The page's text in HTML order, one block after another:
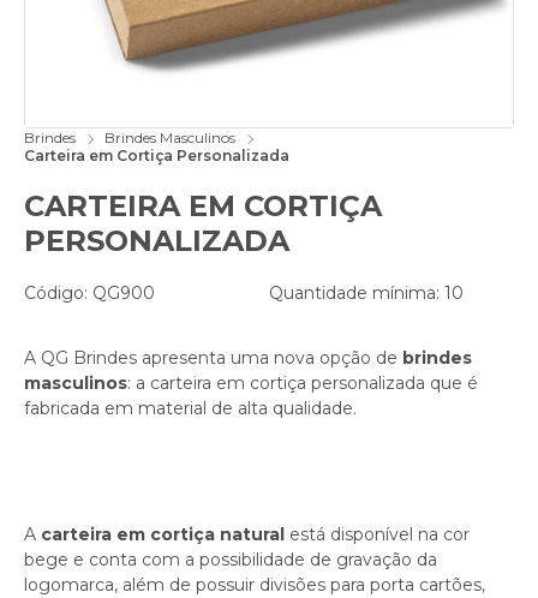
Brindes
Brindes Masculinos
Carteira em Cortiça Personalizada
CARTEIRA EM CORTIÇA
PERSONALIZADA
Código: QG900 Quantidade mínima: 10
A QG Brindes apresenta uma nova opção de brindes
masculinos: a carteira em cortiça personalizada que é
fabricada em material de alta qualidade.
A carteira em cortiça natural está disponível na cor
bege e conta com a possibilidade de gravação da
logomarca, além de possuir divisões para porta cartões,